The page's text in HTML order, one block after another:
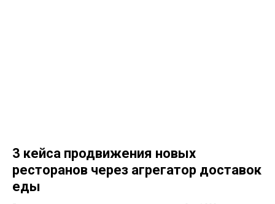
3 кейса продвижения новых
ресторанов через агрегатор доставок
еды